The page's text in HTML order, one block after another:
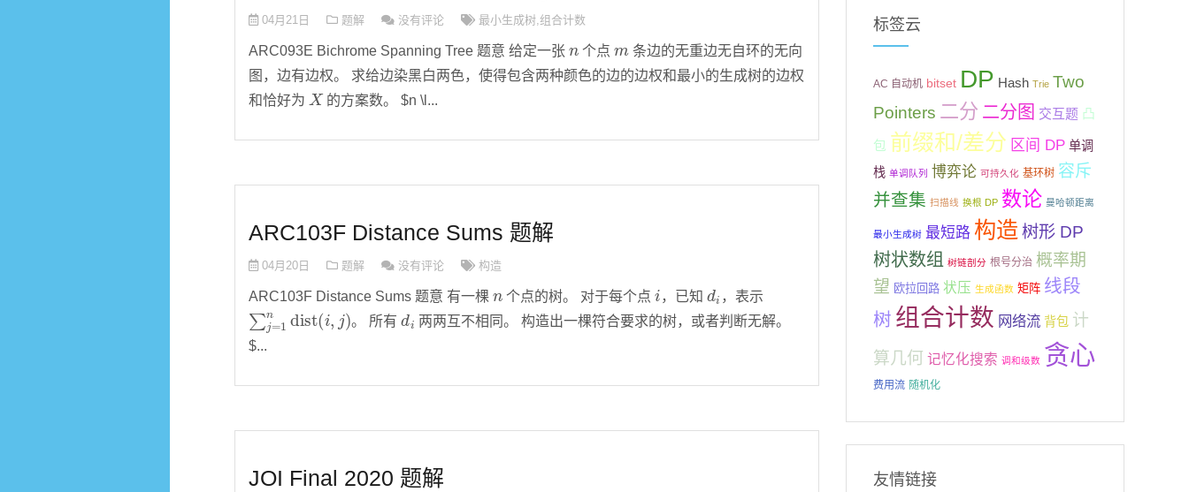
04月21日 题解 没有评论 最小生成树,组合计数
ARC093E Bichrome Spanning Tree 题意 给定一张 个点
条边的无重边无自环的无向
图，边有边权。 求给边染黑白两色，使得包含两种颜色的边的边权和最小的生成树的边权
和恰好为
X
的方案数。 $n \l...
ARC103F Distance Sums 题解
04月20日 题解 没有评论 构造
ARC103F Distance Sums 题意 有一棵 个点的树。 对于每个点
i
，已知
d
，表示
∑j= dist ( i,
。 所有
d
两两互不相同。 构造出一棵符合要求的树，或者判断无解。
$...
JOI Final 2020 题解
标签云
AC 自动机 bitset DP Hash Trie Two
Pointers 二分 二分图 交互题 凸
包 前缀和/差分 区间 DP 单调
栈 单调队列 博弈论 可持久化 基环树 容斥
并查集 扫描线 换根 DP 数论 曼哈顿距离
最小生成树 最短路 构造 树形 DP
树状数组 树链剖分 根号分治 概率期
望 欧拉回路 状压 生成函数 矩阵 线段
树 组合计数 网络流 背包 计
算几何 记忆化搜索 调和级数 贪心
费用流 随机化
友情链接